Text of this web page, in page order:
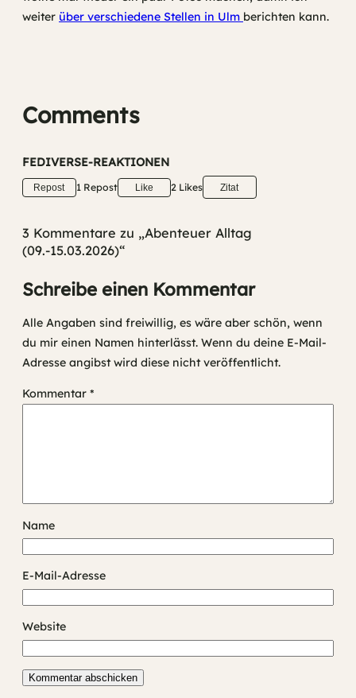
weiter über verschiedene Stellen in Ulm berichten kann.
Comments
FEDIVERSE-REAKTIONEN
Repost 1 Repost Like 2 Likes Zitat
3 Kommentare zu „Abenteuer Alltag
(09.-15.03.2026)“
Schreibe einen Kommentar
Alle Angaben sind freiwillig, es wäre aber schön, wenn
du mir einen Namen hinterlässt. Wenn du deine E-Mail-
Adresse angibst wird diese nicht veröffentlicht.
Kommentar *
Name
E-Mail-Adresse
Website